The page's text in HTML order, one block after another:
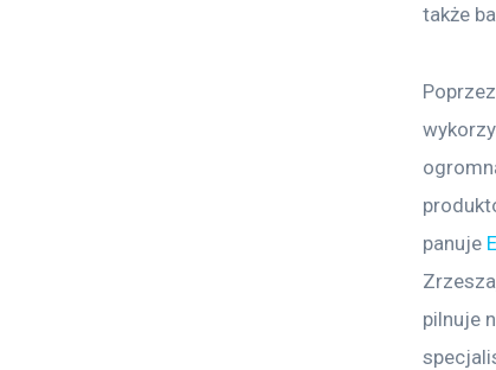
także
panuje
pilnuje